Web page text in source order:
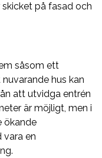
på fasad och
såsom ett
hus kan
att utvidga entrén
är möjligt, men i
ökande
vara en